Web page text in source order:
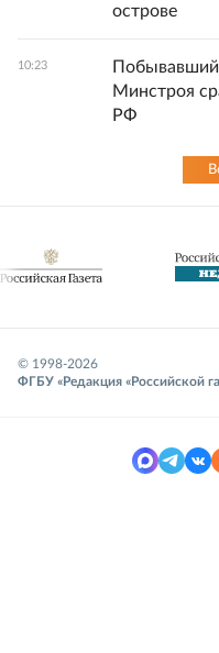
острове
10:23
Минстроя
РФ
© 1998-2026
ФГБУ «Редакция «Российской